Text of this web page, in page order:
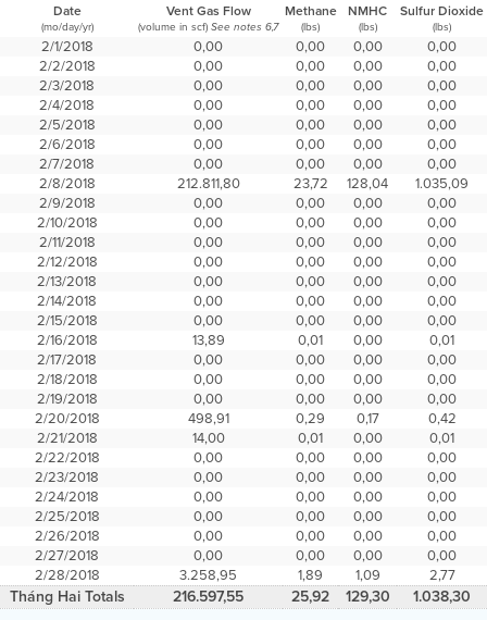
Date Vent Gas Flow Methane NMHC Sulfur Dioxide
(mo/day/yr) (volume in scf) See notes 6,7 (lbs) (lbs) (lbs)
2/1/2018 0,00 0,00 0,00
0,00
2/2/2018
0,00 0,00 0,00
0,00
2/3/2018
0,00 0,00 0,00
0,00
2/4/2018
0,00 0,00 0,00
0,00
2/5/2018
0,00 0,00 0,00
0,00
2/6/2018
0,00 0,00 0,00
0,00
2/7/2018
0,00 0,00 0,00
0,00
2/8/2018
212.811,80 23,72 128,04
1.035,09
2/9/2018
0,00 0,00 0,00
0,00
2/10/2018
0,00 0,00 0,00
0,00
2/11/2018
0,00 0,00 0,00
0,00
2/12/2018
0,00 0,00 0,00
0,00
2/13/2018
0,00 0,00 0,00
0,00
2/14/2018
0,00 0,00 0,00
0,00
2/15/2018
0,00 0,00 0,00
0,00
2/16/2018
13,89 0,01 0,00
0,01
2/17/2018
0,00 0,00 0,00
0,00
2/18/2018
0,00 0,00 0,00
0,00
2/19/2018
0,00 0,00 0,00
0,00
2/20/2018
498,91 0,29 0,17
0,42
2/21/2018
14,00 0,01 0,00
0,01
2/22/2018
0,00 0,00 0,00
0,00
2/23/2018
0,00 0,00 0,00
0,00
2/24/2018
0,00 0,00 0,00
0,00
2/25/2018
0,00 0,00 0,00
0,00
2/26/2018
0,00 0,00 0,00
0,00
2/27/2018
0,00 0,00 0,00
0,00
2/28/2018
3.258,95 1,89 1,09 2,77
Tháng Hai Totals 216.597,55 25,92 129,30 1.038,30